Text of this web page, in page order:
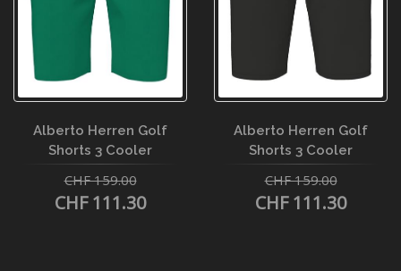
Alberto Herren Golf
Shorts 3 Cooler
CHF 159.00
CHF 111.30
Alberto Herren Golf
Shorts 3 Cooler
CHF 159.00
CHF 111.30